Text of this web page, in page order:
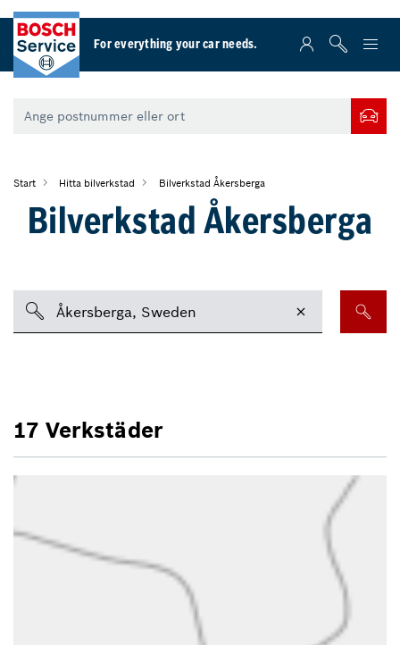
For everything your car needs.
Start Hitta bilverkstad Bilverkstad Åkersberga
Bilverkstad Åkersberga